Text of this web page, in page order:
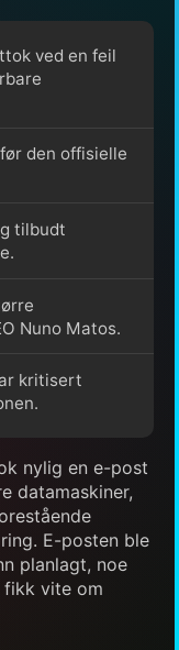
ved en feil
den offisielle
tilbudt
Nuno Matos.
kritisert
nylig en e-post
datamaskiner,
E-posten ble
planlagt, noe
vite om